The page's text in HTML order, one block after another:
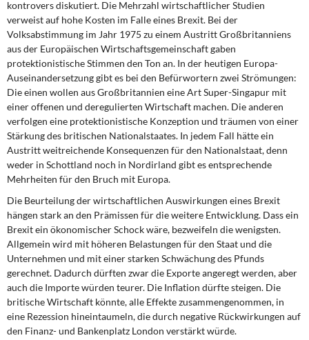
Öffentliche Infrastruktur und Daseinsvorsorge
Eurokrise und Griechenland
DIE LINKE
Weitere Themen
Memo-Gruppe
Institut Solidarische Moderne
Rosa-Luxemburg-Stiftung
Über mich
Kontakt
kontrovers diskutiert. Die Mehrzahl wirtschaftlicher Studien
verweist auf hohe Kosten im Falle eines Brexit. Bei der
Volksabstimmung im Jahr 1975 zu einem Austritt Großbritanniens
aus der Europäischen Wirtschaftsgemeinschaft gaben
protektionistische Stimmen den Ton an. In der heutigen Europa-
Auseinandersetzung gibt es bei den Befürwortern zwei Strömungen:
Die einen wollen aus Großbritannien eine Art Super-Singapur mit
einer offenen und deregulierten Wirtschaft machen. Die anderen
verfolgen eine protektionistische Konzeption und träumen von einer
Stärkung des britischen Nationalstaates. In jedem Fall hätte ein
Austritt weitreichende Konsequenzen für den Nationalstaat, denn
weder in Schottland noch in Nordirland gibt es entsprechende
Mehrheiten für den Bruch mit Europa.
Die Beurteilung der wirtschaftlichen Auswirkungen eines Brexit
hängen stark an den Prämissen für die weitere Entwicklung. Dass ein
Brexit ein ökonomischer Schock wäre, bezweifeln die wenigsten.
Allgemein wird mit höheren Belastungen für den Staat und die
Unternehmen und mit einer starken Schwächung des Pfunds
gerechnet. Dadurch dürften zwar die Exporte angeregt werden, aber
auch die Importe würden teurer. Die Inflation dürfte steigen. Die
britische Wirtschaft könnte, alle Effekte zusammengenommen, in
eine Rezession hineintaumeln, die durch negative Rückwirkungen auf
den Finanz- und Bankenplatz London verstärkt würde.